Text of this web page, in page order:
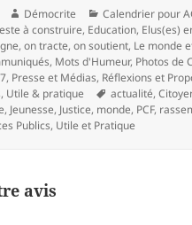
Auteur
Démocrite Catégories
Calendrier pour
à construire, Education, Elus(es)
on tracte, on soutient, Le monde
, Mots d'Humeur, Photos de
, Presse et Médias, Réflexions et
, Utile & pratique
Mots-
clés
actualité,
, Jeunesse, Justice, monde, PCF,
Publics, Utile et Pratique
avis